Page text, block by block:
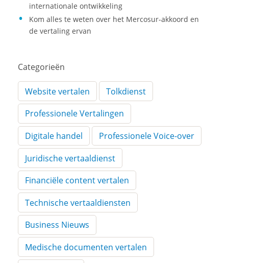
internationale ontwikkeling
Kom alles te weten over het Mercosur-akkoord en
de vertaling ervan
Categorieën
Website vertalen
Tolkdienst
Professionele Vertalingen
Digitale handel
Professionele Voice-over
Juridische vertaaldienst
Financiële content vertalen
Technische vertaaldiensten
Business Nieuws
Medische documenten vertalen